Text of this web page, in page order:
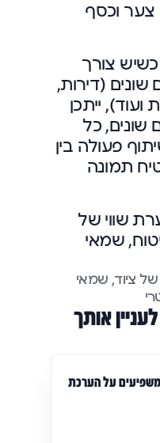
צער וכסף
צורך
שונים (דירות,
ייתכן
שונים, כל
פעולה בין
תמונה
ציוד, שמאי
אותך
על הערכת